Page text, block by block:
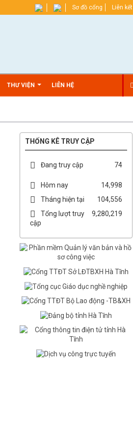
THƯ VIỆN LIÊN HỆ
Sơ đồ cổng Liên kết
THỐNG KÊ TRUY CẬP
Đang truy cập 74
Hôm nay
14,998
Tháng hiện tại
104,556
Tổng lượt truy
cập
9,280,219